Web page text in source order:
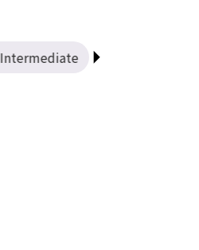
Intermediate Advanced